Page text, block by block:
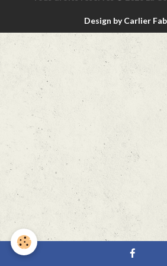
Design by Carlier